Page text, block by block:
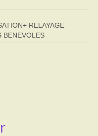
RELAYAGE
BENEVOLES